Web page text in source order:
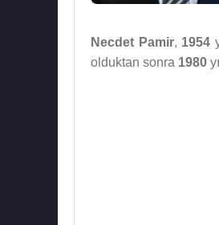
Necdet Pamir, 1954
olduktan sonra 1980